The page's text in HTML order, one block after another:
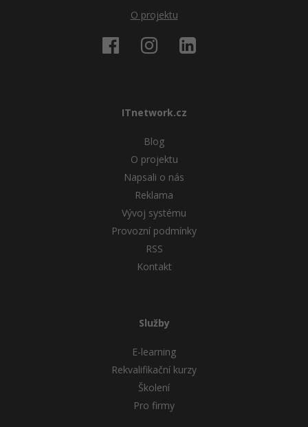
O projektu
ITnetwork.cz
Blog
O projektu
Napsali o nás
Reklama
Vývoj systému
Provozní podmínky
RSS
Kontakt
Služby
E-learning
Rekvalifikační kurzy
Školení
Pro firmy